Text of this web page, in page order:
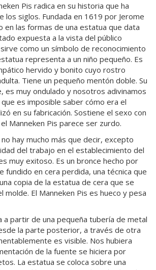
Pis radica en su historia que ha
los siglos. Fundada en 1619 por Jerome
en las formas de una estatua que data
expuesta a la vista del público
como un símbolo de reconocimiento
representa a un niño pequeño. Es
hervido y bonito cuyo rostro
Tiene un pequeño mentón doble. Su
es muy ondulado y nosotros adivinamos
es imposible saber cómo era el
en su fabricación. Sostiene el sexo con
Manneken Pis parece ser zurdo.
hay mucho más que decir, excepto
del trabajo en el establecimiento del
muy exitoso. Es un bronce hecho por
fundido en cera perdida, una técnica que
copia de la estatua de cera que se
molde. El Manneken Pis es hueco y pesa
a partir de una pequeña tubería de metal
la parte posterior, a través de otra
es visible. Nos hubiera
de la fuente se hiciera por
La estatua se coloca sobre una